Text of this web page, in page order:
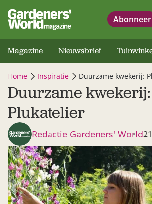
Abonneer
Magazine Nieuwsbrief
Home Inspiratie Duurzame kwekerij:
Duurzame kwekerij:
Plukatelier
Redactie Gardeners' World